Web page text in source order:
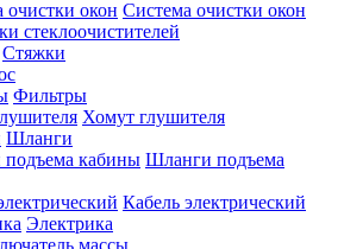
Система очистки окон
стеклоочистителей
Стяжки
Фильтры
Хомут глушителя
Шланги
Шланги подъема
Кабель электрический
Электрика
массы